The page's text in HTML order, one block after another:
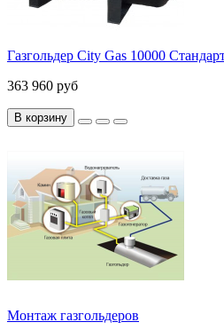
Газгольдер City Gas 10000
363 960 руб
В корзину
Монтаж газгольдеров